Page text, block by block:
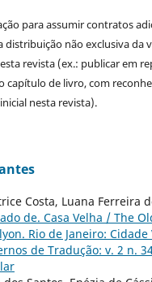
para assumir contratos
distribuição não exclusiva da
revista (ex.: publicar em
capítulo de livro, com
nesta revista).
Costa, Luana Ferreira
de. Casa Velha / The
Rio de Janeiro: Cidade
de Tradução: v. 2 n.